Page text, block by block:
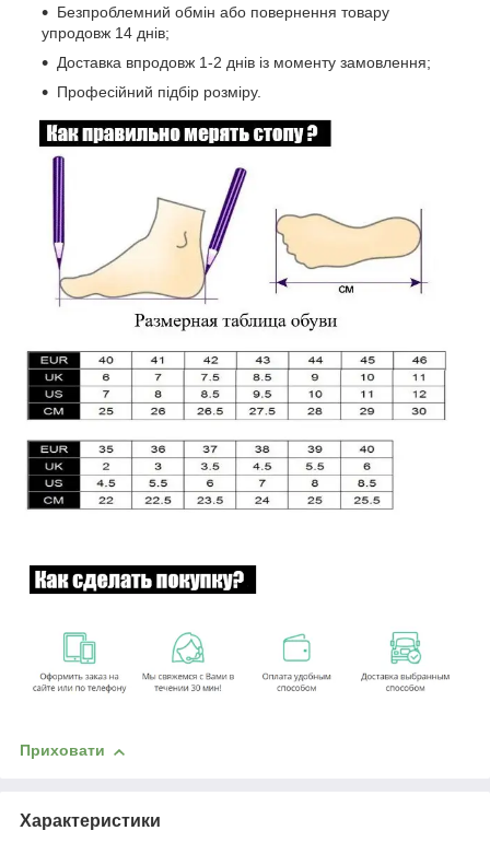
Безпроблемний обмін або повернення товару
упродовж 14 днів;
Доставка впродовж 1-2 днів із моменту замовлення;
Професійний підбір розміру.
Приховати
Характеристики